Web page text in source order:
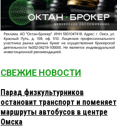
СВЕЖИЕ НОВОСТИ
Парад физкультурников
остановит транспорт и поменяет
маршруты автобусов в центре
Омска